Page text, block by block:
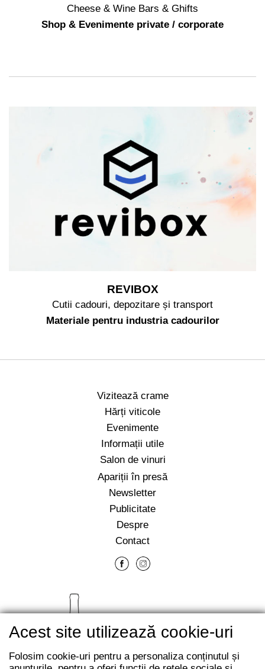
Cheese & Wine Bars & Ghifts
Shop & Evenimente private / corporate
REVIBOX
Cutii cadouri, depozitare și transport
Materiale pentru industria cadourilor
Vizitează crame
Hărți viticole
Evenimente
Informații utile
Salon de vinuri
Apariții în presă
Newsletter
Publicitate
Despre
Contact
Acest site utilizează cookie-uri
Folosim cookie-uri pentru a personaliza conținutul și